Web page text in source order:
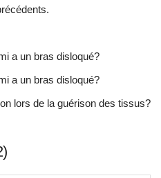
a un bras disloqué?
a un bras disloqué?
lors de la guérison des tissus?